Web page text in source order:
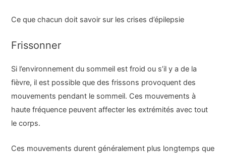
Ce que chacun doit savoir sur les crises d’épilepsie
Frissonner
Si l’environnement du sommeil est froid ou s’il y a de la
fièvre, il est possible que des frissons provoquent des
mouvements pendant le sommeil. Ces mouvements à
haute fréquence peuvent affecter les extrémités avec tout
le corps.
Ces mouvements durent généralement plus longtemps que